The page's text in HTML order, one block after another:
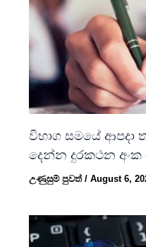
විභාග සමයේ ආපදා
දෙන්න දුරකථන අංක
උණුසුම් පුවත්/August 6,